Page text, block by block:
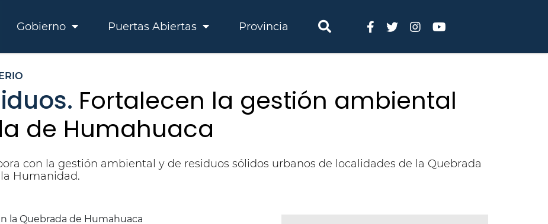
Gobierno Puertas Abiertas Provincia
Fortalecen la gestión ambiental
de Humahuaca
con la gestión ambiental y de residuos sólidos urbanos de localidades de la Quebrada
Humanidad.